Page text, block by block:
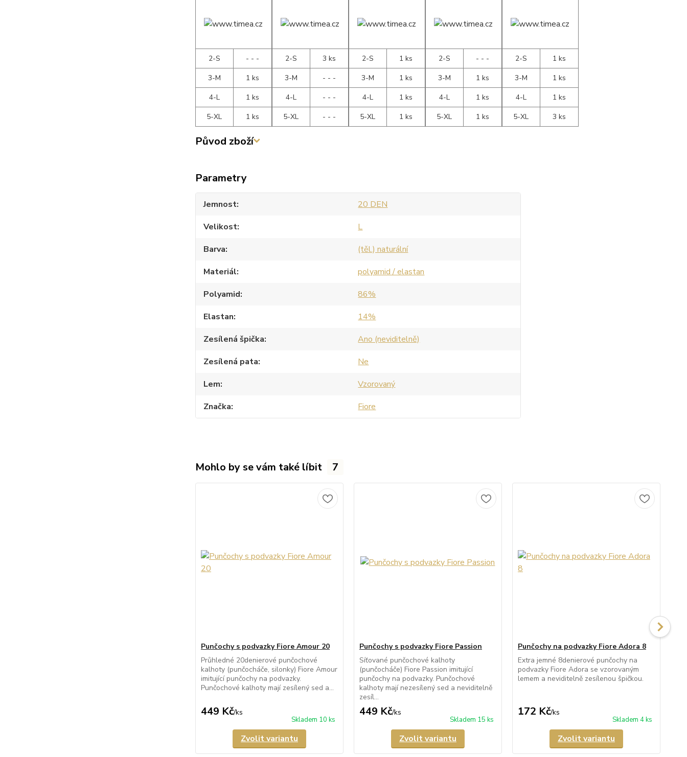
2-S
- - -
3-M
1 ks
4-L
1 ks
5-XL
1 ks
2-S
3 ks
3-M
- - -
4-L
- - -
5-XL
- - -
2-S
1 ks
3-M
1 ks
4-L
1 ks
5-XL
1 ks
2-S
- - -
3-M
1 ks
4-L
1 ks
5-XL
1 ks
2-S
1 ks
3-M
1 ks
4-L
1 ks
5-XL
3 ks
Původ zboží
Parametry
Jemnost
20 DEN
Velikost
L
Barva
(těl.) naturální
Materiál
polyamid / elastan
Polyamid
86%
Elastan
14%
Zesílená špička
Ano (neviditelně)
Zesílená pata
Ne
Lem
Vzorovaný
Značka
Fiore
Mohlo by se vám také líbit 7
Punčochy s podvazky Fiore Amour 20
Průhledné 20denierové punčochové
kalhoty (punčocháče, silonky) Fiore Amour
imitující punčochy na podvazky.
Punčochové kalhoty mají zesílený sed a...
449 Kč/ks
Skladem 10 ks
Zvolit variantu
Punčochy s podvazky Fiore Passion
Síťované punčochové kalhoty
(punčocháče) Fiore Passion imitující
punčochy na podvazky. Punčochové
kalhoty mají nezesílený sed a neviditelně
zesíl...
449 Kč/ks
Skladem 15 ks
Zvolit variantu
Punčochy na podvazky Fiore Adora 8
Extra jemné 8denierové punčochy na
podvazky Fiore Adora se vzorovaným
lemem a neviditelně zesílenou špičkou.
172 Kč/ks
Skladem 4 ks
Zvolit variantu